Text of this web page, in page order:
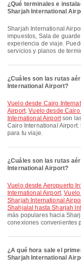
¿Qué terminales e
Sharjah International
Sharjah International Airport ofrece Silla de ruedas, Tienda libre de
impuestos, Sala de
experiencia de viaje.
servicios y planos de
¿Cuáles son las rutas
International Airport?
Vuelo desde Cairo International Airport hasta King Khalid International
Airport,Vuelo desde
International Airportson
Cairo International
para tu viaje.
¿Cuáles son las rutas
International Airport?
Vuelo desde Aeropuerto Internacional Bandaranaike hasta Sharjah
International Airport,Vuelo
Sharjah International
Shahjalal hasta Sharjah
más populares hacia
conexiones convenientes
¿A qué hora sale el
Sharjah International